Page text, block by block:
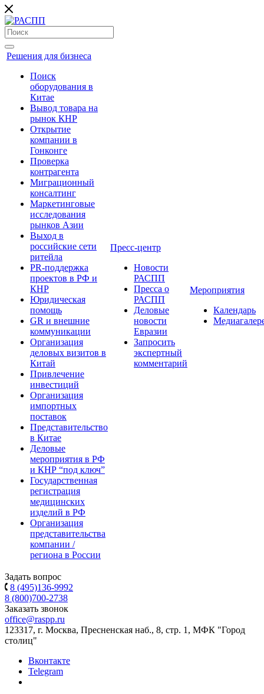
Решения для бизнеса
Поиск
оборудования в
Китае
Вывод товара на
рынок КНР
Открытие
компании в
Гонконге
Проверка
контрагента
Миграционный
консалтинг
Маркетинговые
исследования
рынков Азии
Выход в
российские сети
ритейла
PR-поддержка
проектов в РФ и
КНР
Юридическая
помощь
GR и внешние
коммуникации
Организация
деловых визитов в
Китай
Привлечение
инвестиций
Организация
импортных
поставок
Представительство
в Китае
Деловые
мероприятия в РФ
и КНР “под ключ”
Государственная
регистрация
медицинских
изделий в РФ
Организация
представительства
компании /
региона в России
Пресс-центр
Новости
РАСПП
Пресса о
РАСПП
Деловые
новости
Евразии
Запросить
экспертный
комментарий
Мероприятия
Календарь
Задать вопрос
8 (495)136-9992
8 (800)700-2738
Заказать звонок
office@raspp.ru
123317, г. Москва, Пресненская наб., 8, стр. 1, МФК "Город
столиц"
Вконтакте
Telegram